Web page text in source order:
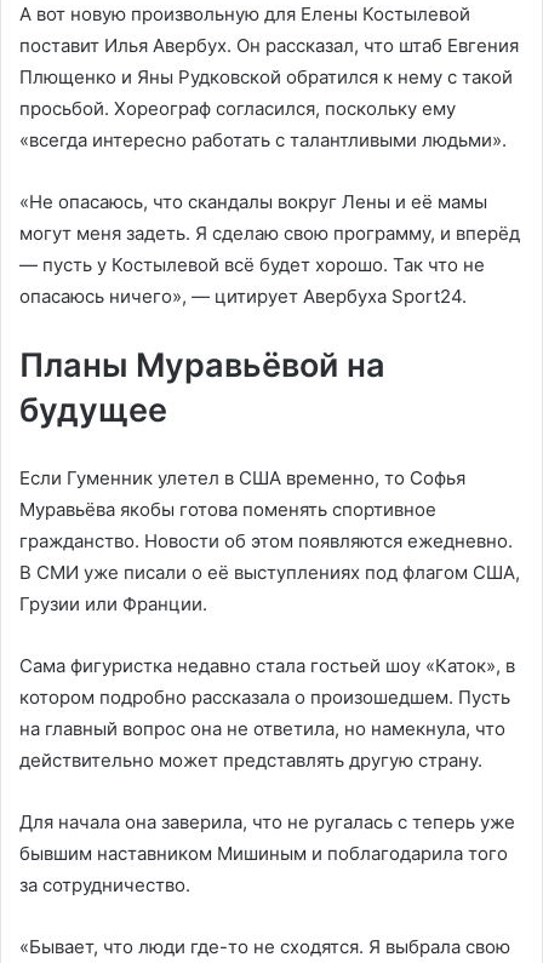
А вот новую произвольную для Елены Костылевой
поставит Илья Авербух. Он рассказал, что штаб Евгения
Плющенко и Яны Рудковской обратился к нему с такой
просьбой. Хореограф согласился, поскольку ему
«всегда интересно работать с талантливыми людьми».
«Не опасаюсь, что скандалы вокруг Лены и её мамы
могут меня задеть. Я сделаю свою программу, и вперёд
— пусть у Костылевой всё будет хорошо. Так что не
опасаюсь ничего», — цитирует Авербуха Sport24.
Планы Муравьёвой на
будущее
Если Гуменник улетел в США временно, то Софья
Муравьёва якобы готова поменять спортивное
гражданство. Новости об этом появляются ежедневно.
В СМИ уже писали о её выступлениях под флагом США,
Грузии или Франции.
Сама фигуристка недавно стала гостьей шоу «Каток», в
котором подробно рассказала о произошедшем. Пусть
на главный вопрос она не ответила, но намекнула, что
действительно может представлять другую страну.
Для начала она заверила, что не ругалась с теперь уже
бывшим наставником Мишиным и поблагодарила того
за сотрудничество.
«Бывает, что люди где-то не сходятся. Я выбрала свою